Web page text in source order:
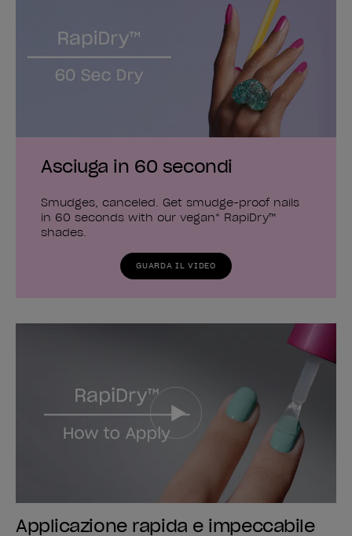
Asciuga in 60 secondi
Smudges, canceled. Get smudge-proof nails
in 60 seconds with our vegan* RapiDry™
shades.
GUARDA IL VIDEO
Applicazione rapida e impeccabile